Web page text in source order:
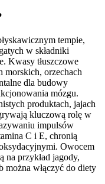
tempie,
w składniki
Kwasy tłuszczowe
morskich, orzechach
dla budowy
mózgu.
produktach, jajach
kluczową rolę w
impulsów
C i E, chronią
Owocem
na przykład jagody,
można włączyć do diety